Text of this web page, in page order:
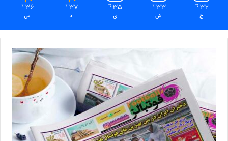
32
℃
ج
33
℃
ش
35
℃
ی
37
℃
د
36
℃
س